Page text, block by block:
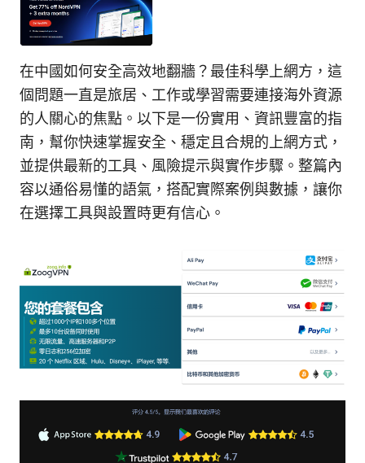
在中國如何安全高效地翻牆？最佳科學上網方，這
個問題一直是旅居、工作或學習需要連接海外資源
的人關心的焦點。以下是一份實用、資訊豐富的指
南，幫你快速掌握安全、穩定且合規的上網方式，
並提供最新的工具、風險提示與實作步驟。整篇內
容以通俗易懂的語氣，搭配實際案例與數據，讓你
在選擇工具與設置時更有信心。